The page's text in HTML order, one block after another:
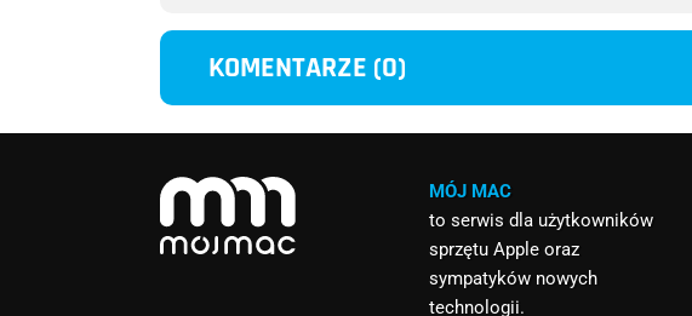
KOMENTARZE (0)
MÓJ MAC
to serwis dla użytkowników
sprzętu Apple oraz
sympatyków nowych
technologii.